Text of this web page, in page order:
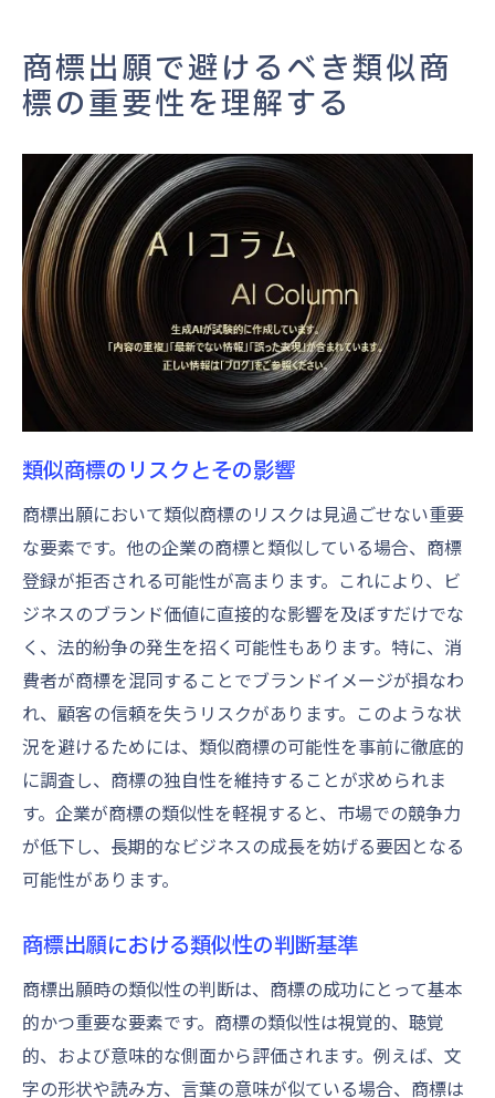
商標の登録拒否を避けるためのチェックポ
イント
商標の類似性を事前に確認する効果的な手法と
は
商標データベースの活用法
視覚的および聴覚的類似性の評価方法
意味の違いを検証するためのアプローチ
多角的な商標調査の手順
類似性チェックツールの効果的な使用法
商標専門家による類似性分析の重要性
の助言
専門家の意見を取り入れるメリット
商標の選択と出願戦略の策定
法的アドバイスとリスク管理
商標使用目的の明確化における専門家の役
割
類似性の判断における専門的視点
成功事例から学ぶ専門家の活用方法
類似商標を避けてビジネスを守るためのステッ
プ
リサーチから始まる商標出願の流れ
ブランド戦略と商標選定の連携
商標の登録後の管理と防御策
競合分析による類似性リスクの低減
類似商標の特定と解決策の提示
商標の使用目的を明確化することの重要性
商標出願で避けるべき類似商
標の重要性を理解する
類似商標のリスクとその影響
商標出願において類似商標のリスクは見過ごせない重要
な要素です。他の企業の商標と類似している場合、商標
登録が拒否される可能性が高まります。これにより、ビ
ジネスのブランド価値に直接的な影響を及ぼすだけでな
く、法的紛争の発生を招く可能性もあります。特に、消
費者が商標を混同することでブランドイメージが損なわ
れ、顧客の信頼を失うリスクがあります。このような状
況を避けるためには、類似商標の可能性を事前に徹底的
に調査し、商標の独自性を維持することが求められま
す。企業が商標の類似性を軽視すると、市場での競争力
が低下し、長期的なビジネスの成長を妨げる要因となる
可能性があります。
商標出願における類似性の判断基準
商標出願時の類似性の判断は、商標の成功にとって基本
的かつ重要な要素です。商標の類似性は視覚的、聴覚
的、および意味的な側面から評価されます。例えば、文
字の形状や読み方、言葉の意味が似ている場合、商標は